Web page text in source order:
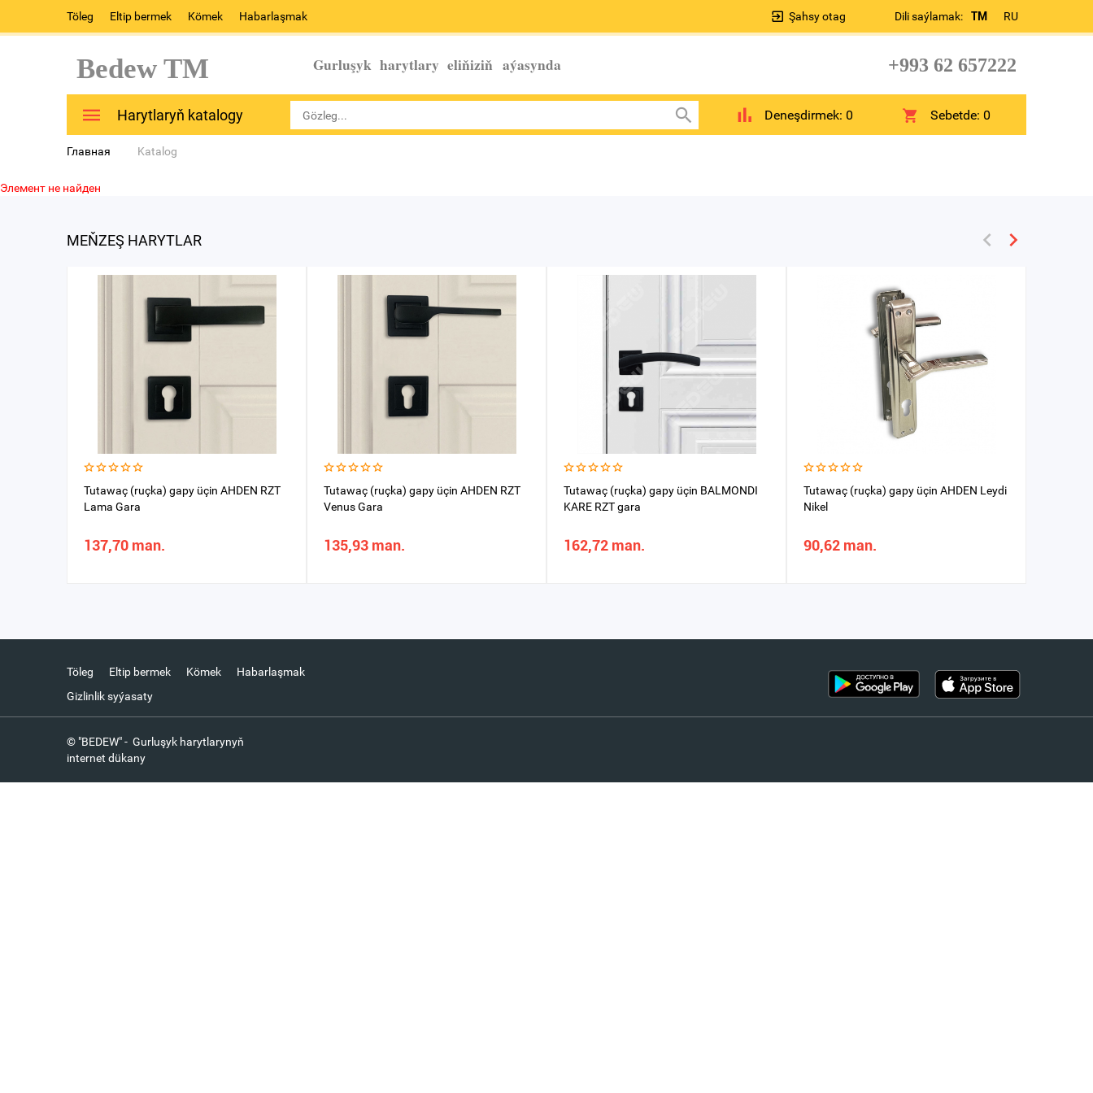
Töleg Eltip bermek Kömek Habarlaşmak Dili saýlamak: TM RU
Şahsy otag
Bedew TM Gurluşyk harytlary eliňiziň aýasynda +993 62 657222
Harytlaryň katalogy Deneşdirmek: 0 Sebetde:0
Главная Katalog
Элемент не найден
MEŇZEŞ HARYTLAR
Tutawaç (ruçka) gapy üçin AHDEN RZT
Lama Gara
137,70 man.
Tutawaç (ruçka) gapy üçin AHDEN RZT
Venus Gara
135,93 man.
Tutawaç (ruçka) gapy üçin BALMONDI
KARE RZT gara
162,72 man.
Tutawaç (ruçka) gapy üçin AHDEN Leydi
Nikel
90,62 man.
Töleg Eltip bermek Kömek
Habarlaşmak
Gizlinlik syýasaty
© "BEDEW" - Gurluşyk harytlarynyň
internet dükany